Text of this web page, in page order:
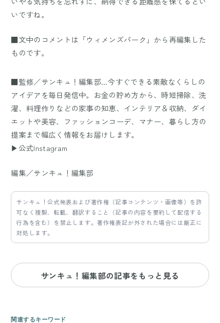
いですね。
■文中のコメントは「ウィメンズパーク」から再編集した
ものです。
■監修／サンキュ！編集部…今すぐできる素敵なくらしの
アイデアを毎日発信中。お金の貯め方から、時短掃除、洗
濯、料理作りなどの家事の知恵、インテリア＆収納、ダイ
エットや美容、ファッションコーデ、マナー、暮らし方の
提案まで幅広く情報をお届けします。
▶公式Instagram
編集／サンキュ！編集部
サンキュ！公式発表および著作権（記事コンテンツ・画像等）を許
可なく複製、転載、翻訳すること（記事の内容を要約して配信する
行為を含む）を禁止します。著作権表記が外された場合には厳正に
対処します。
サンキュ！編集部の記事をもっと見る
関連するキーワード